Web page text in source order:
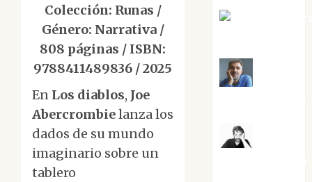
Colección: Runas /
Género: Narrativa /
808 páginas / ISBN:
9788411489836 / 2025
En Los diablos, Joe
Abercrombielanza los
dados de su mundo
imaginario sobre un
tablero